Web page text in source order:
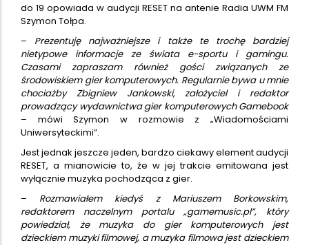
do 19 opowiada w audycji RESET na antenie Radia UWM FM
Szymon Tołpa.
– Prezentuję najważniejsze i także te trochę bardziej
nietypowe informacje ze świata e-sportu i gamingu.
Czasami zapraszam również gości związanych ze
środowiskiem gier komputerowych. Regularnie bywa u mnie
chociażby Zbigniew Jankowski, założyciel i redaktor
prowadzący wydawnictwa gier komputerowych Gamebook
– mówi Szymon w rozmowie z „Wiadomościami
Uniwersyteckimi”.
Jest jednak jeszcze jeden, bardzo ciekawy element audycji
RESET, a mianowicie to, że w jej trakcie emitowana jest
wyłącznie muzyka pochodząca z gier.
– Rozmawiałem kiedyś z Mariuszem Borkowskim,
redaktorem naczelnym portalu „gamemusic.pl”, który
powiedział, że muzyka do gier komputerowych jest
dzieckiem muzyki filmowej, a muzyka filmowa jest dzieckiem